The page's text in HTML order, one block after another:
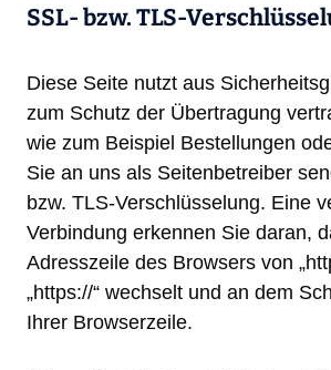
SSL- bzw. TLS-
Diese Seite nutzt aus
zum Schutz der Übertragung
wie zum Beispiel Bestellungen
Sie an uns als Seitenbetreiber
bzw. TLS-Verschlüsselung. Eine
Verbindung erkennen Sie daran,
Adresszeile des Browsers von
„https://“ wechselt und an dem
Ihrer Browserzeile.